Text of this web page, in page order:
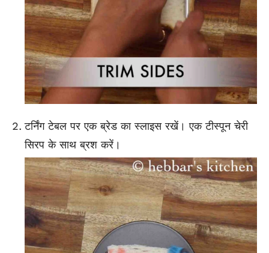
टर्निंग टेबल पर एक ब्रेड का स्लाइस रखें। एक टीस्पून चेरी
सिरप के साथ ब्रश करें।